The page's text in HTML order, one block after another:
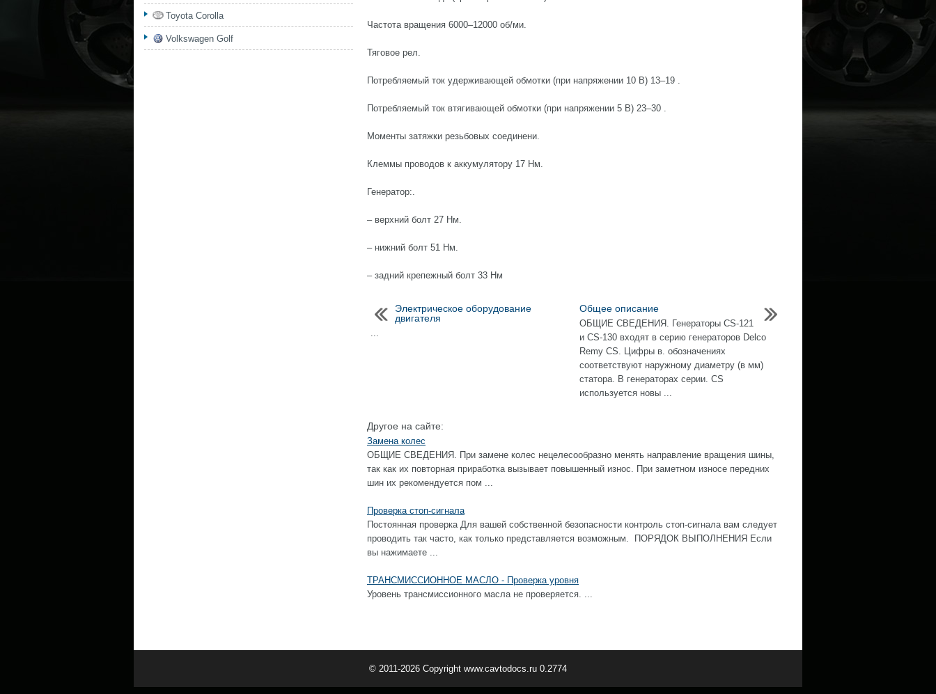
Частота вращения 6000–12000 об/ми.
Тяговое рел.
Потребляемый ток удерживающей обмотки (при напряжении 10 В) 13–19 .
Потребляемый ток втягивающей обмотки (при напряжении 5 В) 23–30 .
Моменты затяжки резьбовых соединени.
Клеммы проводов к аккумулятору 17 Нм.
Генератор:.
– верхний болт 27 Нм.
– нижний болт 51 Нм.
– задний крепежный болт 33 Нм
Электрическое оборудование
двигателя
...
Общее описание
ОБЩИЕ СВЕДЕНИЯ. Генераторы CS-121
и CS-130 входят в серию генераторов Delco
Remy CS. Цифры в. обозначениях
соответствуют наружному диаметру (в мм)
статора. В генераторах серии. CS
используется новы ...
Другое на сайте:
Замена колес
ОБЩИЕ СВЕДЕНИЯ. При замене колес нецелесообразно менять направление вращения шины,
так как их повторная приработка вызывает повышенный износ. При заметном износе передних
шин их рекомендуется пом ...
Проверка стоп-сигнала
Постоянная проверка Для вашей собственной безопасности контроль стоп-сигнала вам следует
проводить так часто, как только представляется возможным. ПОРЯДОК ВЫПОЛНЕНИЯ Если
вы нажимаете ...
ТРАНСМИССИОННОЕ МАСЛО - Проверка уровня
Уровень трансмиссионного масла не проверяется. ...
Toyota Corolla
Volkswagen Golf
© 2011-2026 Copyright www.cavtodocs.ru 0.2774